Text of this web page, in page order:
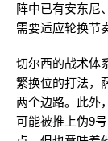
阵中已有安东尼
需要适应轮换节
切尔西的战术体
繁换位的打法，
两个边路。此外
可能被推上伪9